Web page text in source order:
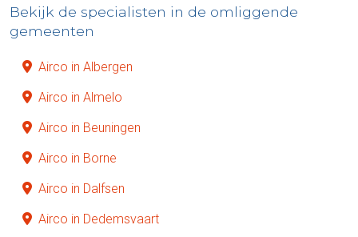
Bekijk de specialisten in de omliggende
gemeenten
Airco in Albergen
Airco in Almelo
Airco in Beuningen
Airco in Borne
Airco in Dalfsen
Airco in Dedemsvaart